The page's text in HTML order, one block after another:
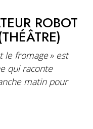
ROBOT
fromage » est
qui raconte
matin pour